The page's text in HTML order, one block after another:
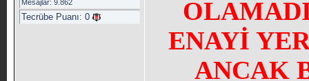
Mesajlar: 9.862
Tecrübe Puanı: 0
ENAYİ
ANCAK